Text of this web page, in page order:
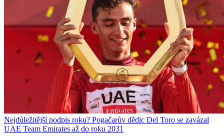
Nejdůležitější podpis roku? Pogačarův dědic Del Toro se zavázal
UAE Team Emirates až do roku 2031